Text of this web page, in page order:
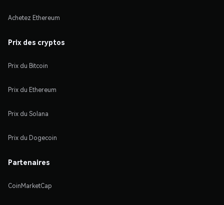
Achetez Ethereum
Prix des cryptos
Prix du Bitcoin
Prix du Ethereum
Prix du Solana
Prix du Dogecoin
Partenaires
CoinMarketCap